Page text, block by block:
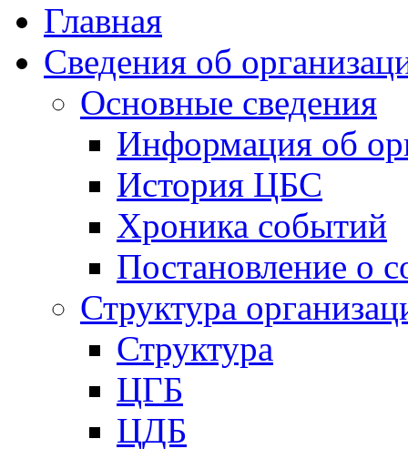
Главная
Сведения об
Основные сведения
Информация об
История ЦБС
Хроника событий
Постановление о
Структура
Структура
ЦГБ
ЦДБ